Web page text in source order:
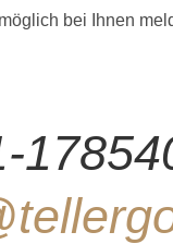
bei Ihnen